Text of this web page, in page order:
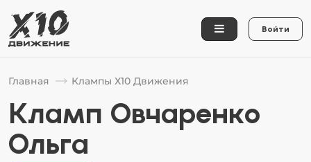
Войти
Главная Клампы Х10 Движения
Кламп Овчаренко
Ольга